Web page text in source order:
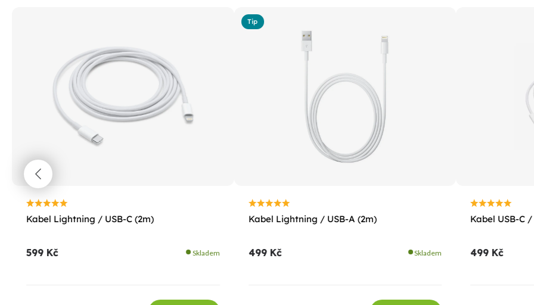
Kabel Lightning / USB-C (2m)
599 Kč Skladem
Tip
Kabel Lightning / USB-A (2m)
499 Kč Skladem
Kabel USB-C /
499 Kč